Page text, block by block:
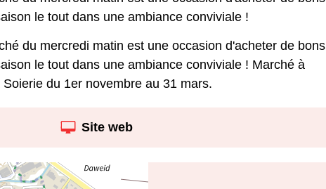
le tout dans une ambiance conviviale !
du mercredi matin est une occasion d'acheter de bons
le tout dans une ambiance conviviale ! Marché à
du 1er novembre au 31 mars.
Site web